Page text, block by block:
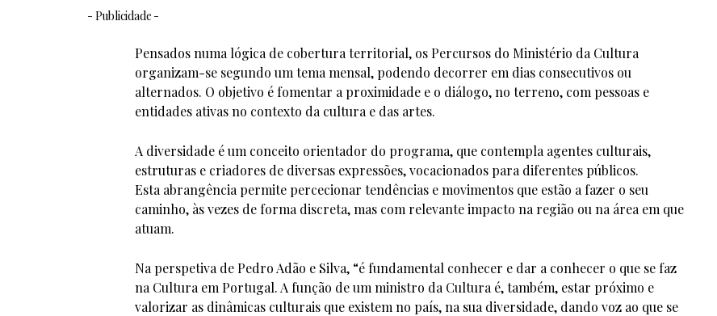
- Publicidade -
Pensados numa lógica de cobertura territorial, os Percursos do Ministério da Cultura
organizam-se segundo um tema mensal, podendo decorrer em dias consecutivos ou
alternados. O objetivo é fomentar a proximidade e o diálogo, no terreno, com pessoas e
entidades ativas no contexto da cultura e das artes.
A diversidade é um conceito orientador do programa, que contempla agentes culturais,
estruturas e criadores de diversas expressões, vocacionados para diferentes públicos.
Esta abrangência permite percecionar tendências e movimentos que estão a fazer o seu
caminho, às vezes de forma discreta, mas com relevante impacto na região ou na área em que
atuam.
Na perspetiva de Pedro Adão e Silva, “é fundamental conhecer e dar a conhecer o que se faz
na Cultura em Portugal. A função de um ministro da Cultura é, também, estar próximo e
valorizar as dinâmicas culturais que existem no país, na sua diversidade, dando voz ao que se